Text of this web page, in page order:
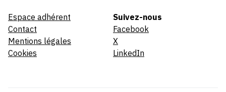
Espace adhérent
Contact
Mentions légales
Cookies
Suivez-nous
Facebook
X
LinkedIn